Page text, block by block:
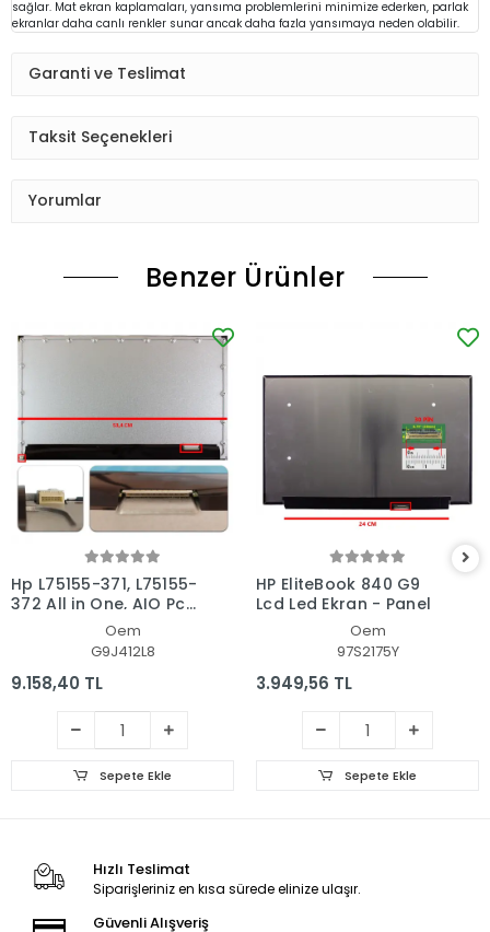
sağlar. Mat ekran kaplamaları, yansıma problemlerini minimize ederken, parlak
ekranlar daha canlı renkler sunar ancak daha fazla yansımaya neden olabilir.
Garanti ve Teslimat
Taksit Seçenekleri
Yorumlar
Benzer Ürünler
Hp L75155-371, L75155-
372 All in One, AIO Pc
Ekran - PanelOem
G9J412L8
9.158,40 TL
Sepete Ekle
HP EliteBook 840 G9
Lcd Led Ekran - Panel
Oem
97S2175Y
3.949,56 TL
Sepete Ekle
Hızlı Teslimat
Siparişleriniz en kısa sürede elinize ulaşır.
Güvenli Alışveriş